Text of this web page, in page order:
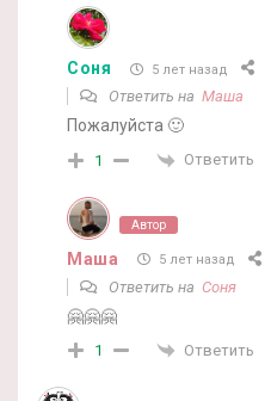
Соня 5 лет назад
Ответить на Маша
Пожалуйста 🙂
1 Ответить
Автор
Маша 5 лет назад
Ответить на Соня
🤗🤗🤗
1 Ответить